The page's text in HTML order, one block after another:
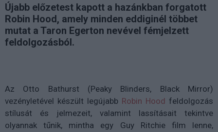
Újabb előzetest kapott a hazánkban forgatott
Robin Hood, amely minden eddiginél többet
mutat a Taron Egerton nevével fémjelzett
feldolgozásból.
Az Otto Bathurst (Peaky Blinders, Black Mirror)
vezényletével készült legújabb Robin Hood feldolgozás
stílusát és jelmezeit, valamint lassításait tekintve
olyannak tűnik, mintha egy Guy Ritchie film lenne,